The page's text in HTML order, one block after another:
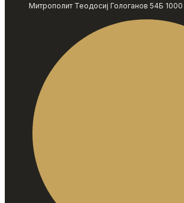
Митрополит Теодосиј Гологанов 54Б 1000